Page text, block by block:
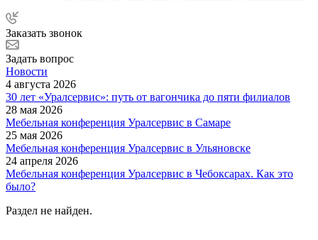
Заказать звонок
Задать вопрос
Новости
4 августа 2026
30 лет «Уралсервис»: путь от вагончика до пяти филиалов
28 мая 2026
Мебельная конференция Уралсервис в Самаре
25 мая 2026
Мебельная конференция Уралсервис в Ульяновске
24 апреля 2026
Мебельная конференция Уралсервис в Чебоксарах. Как это
было?
Раздел не найден.